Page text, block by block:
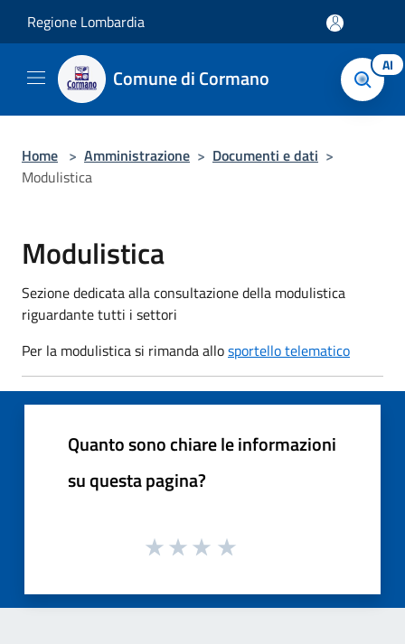
Regione Lombardia
Comune di Cormano AI
Home > Amministrazione > Documenti e dati >
Modulistica
Modulistica
Sezione dedicata alla consultazione della modulistica
riguardante tutti i settori
Per la modulistica si rimanda allosportello telematico
Quanto sono chiare le informazioni
su questa pagina?